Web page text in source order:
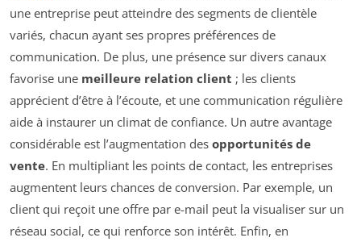
une entreprise peut atteindre des segments de clientèle
variés, chacun ayant ses propres préférences de
communication. De plus, une présence sur divers canaux
favorise une meilleure relation client ; les clients
apprécient d’être à l’écoute, et une communication régulière
aide à instaurer un climat de confiance. Un autre avantage
considérable est l’augmentation des opportunités de
vente. En multipliant les points de contact, les entreprises
augmentent leurs chances de conversion. Par exemple, un
client qui reçoit une offre par e-mail peut la visualiser sur un
réseau social, ce qui renforce son intérêt. Enfin, en